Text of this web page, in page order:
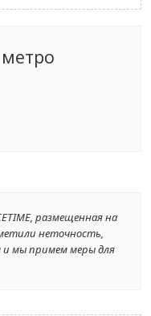
размещенная на
неточность,
и мы примем меры для